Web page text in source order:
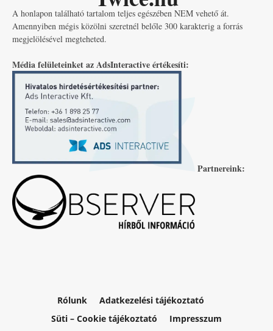
A honlapon található tartalom teljes egészében NEM vehető át.
Amennyiben mégis közölni szeretnél belőle 300 karakterig a forrás
megjelölésével megteheted.
Média felületeinket az AdsInteractive értékesíti:
Partnereink:
Rólunk
Adatkezelési tájékoztató
Süti – Cookie tájékoztató
Impresszum